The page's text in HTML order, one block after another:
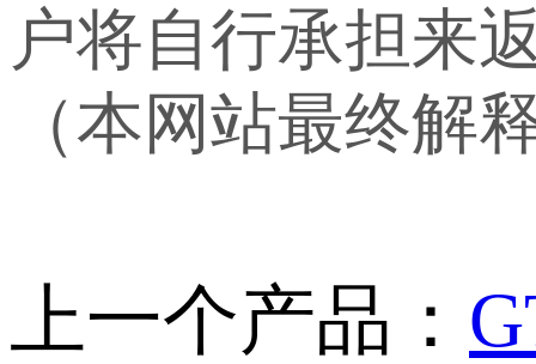
户将自行承担来
（本网站最终解
上一个产品：